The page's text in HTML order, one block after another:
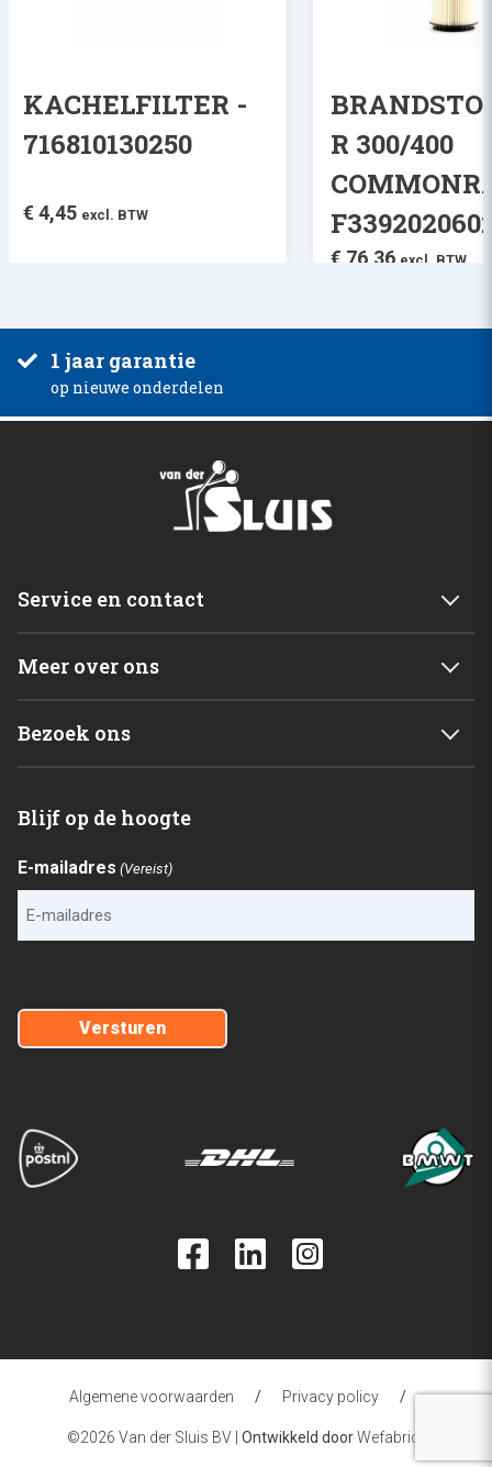
KACHELFILTER -
716810130250
€4,45 excl. BTW
R 300/400
€ 76,36 excl. BTW
1 jaar garantie
op nieuwe onderdelen
Service en contact
Meer over ons
Shop
Contact
Checkout
Service & garantie
Betalingsmogelijkheden
Algemene voorwaarden
Bezoek ons
C. de Vriesweg 3 - 5
Routebeschrijving
Blijf op de hoogte
E-mailadres (Vereist)
Algemene voorwaarden / Privacy policy /
©2026 Van der Sluis BV | Ontwikkeld doorWefabric